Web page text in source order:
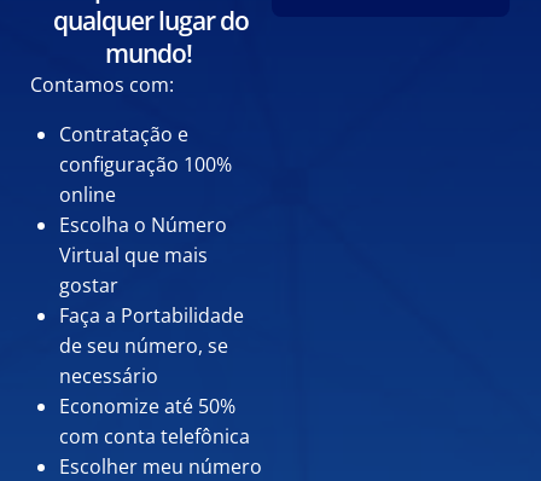
qualquer lugar do
mundo!
Contamos com:
Contratação e
configuração 100%
online
Escolha o Número
Virtual que mais
gostar
Faça a Portabilidade
de seu número, se
necessário
Economize até 50%
com conta telefônica
Escolher meu número